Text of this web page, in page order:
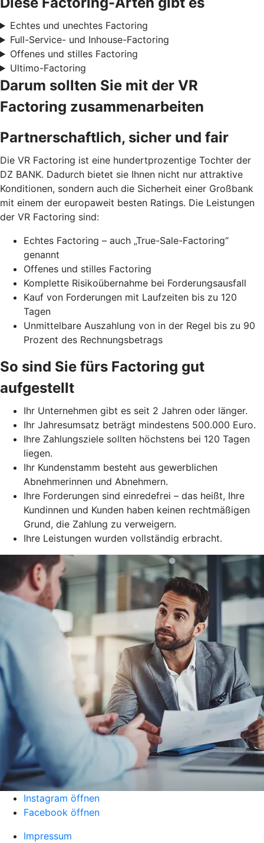
Echtes und unechtes Factoring
Full-Service- und Inhouse-Factoring
Offenes und stilles Factoring
Ultimo-Factoring
Darum sollten Sie mit der VR
Factoring zusammenarbeiten
Partnerschaftlich, sicher und fair
Die VR Factoring ist eine hundertprozentige Tochter der
DZ BANK. Dadurch bietet sie Ihnen nicht nur attraktive
Konditionen, sondern auch die Sicherheit einer Großbank
mit einem der europaweit besten Ratings. Die Leistungen
der VR Factoring sind:
Echtes Factoring – auch „True-Sale-Factoring“
genannt
Offenes und stilles Factoring
Komplette Risikoübernahme bei Forderungsausfall
Kauf von Forderungen mit Laufzeiten bis zu 120
Tagen
Unmittelbare Auszahlung von in der Regel bis zu 90
Prozent des Rechnungsbetrags
So sind Sie fürs Factoring gut
aufgestellt
Ihr Unternehmen gibt es seit 2 Jahren oder länger.
Ihr Jahresumsatz beträgt mindestens 500.000 Euro.
Ihre Zahlungsziele sollten höchstens bei 120 Tagen
liegen.
Ihr Kundenstamm besteht aus gewerblichen
Abnehmerinnen und Abnehmern.
Ihre Forderungen sind einredefrei – das heißt, Ihre
Kundinnen und Kunden haben keinen rechtmäßigen
Grund, die Zahlung zu verweigern.
Ihre Leistungen wurden vollständig erbracht.
Instagram öffnen
Facebook öffnen
Impressum